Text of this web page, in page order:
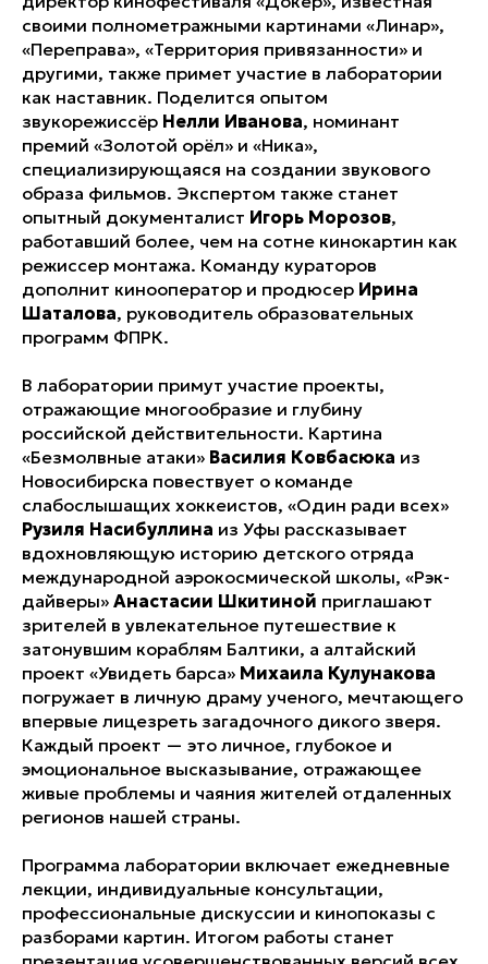
своими полнометражными картинами «Линар»,
«Переправа», «Территория привязанности» и
другими, также примет участие в лаборатории
как наставник. Поделится опытом
звукорежиссёр Нелли Иванова, номинант
премий «Золотой орёл» и «Ника»,
специализирующаяся на создании звукового
образа фильмов. Экспертом также станет
опытный документалист Игорь Морозов,
работавший более, чем на сотне кинокартин как
режиссер монтажа. Команду кураторов
дополнит кинооператор и продюсер Ирина
Шаталова, руководитель образовательных
программ ФПРК.
В лаборатории примут участие проекты,
отражающие многообразие и глубину
российской действительности. Картина
«Безмолвные атаки» Василия Ковбасюка из
Новосибирска повествует о команде
слабослышащих хоккеистов, «Один ради всех»
Рузиля Насибуллина из Уфы рассказывает
вдохновляющую историю детского отряда
международной аэрокосмической школы, «Рэк-
дайверы» Анастасии Шкитиной приглашают
зрителей в увлекательное путешествие к
затонувшим кораблям Балтики, а алтайский
проект «Увидеть барса» Михаила Кулунакова
погружает в личную драму ученого, мечтающего
впервые лицезреть загадочного дикого зверя.
Каждый проект — это личное, глубокое и
эмоциональное высказывание, отражающее
живые проблемы и чаяния жителей отдаленных
регионов нашей страны.
Программа лаборатории включает ежедневные
лекции, индивидуальные консультации,
профессиональные дискуссии и кинопоказы с
разборами картин. Итогом работы станет